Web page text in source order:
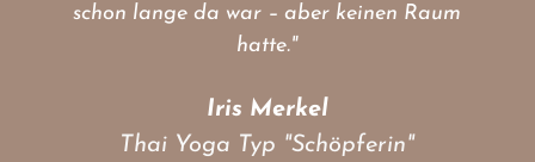
schon lange da war – aber keinen Raum
hatte."
Iris Merkel
Thai Yoga Typ "Schöpferin"